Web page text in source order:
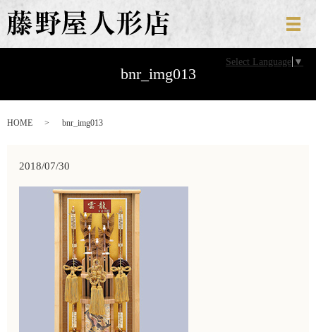
Select Language ▼
メ
bnr_img013
HOME bnr_img013
2018/07/30